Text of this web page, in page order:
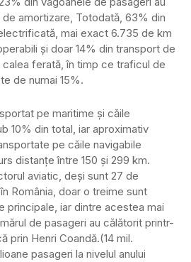
amortizare, Totodată, 63% din
mai exact 6.735 de km
și doar 14% din transport de
ferată, în timp ce traficul de
de numai 15%.
pe maritime și căile
10% din total, iar aproximativ
pe căile navigabile
distanțe între 150 și 299 km.
aviatic, deși sunt 27 de
România, doar o treime sunt
principale, iar dintre acestea mai
de pasageri au călătorit printr-
prin Henri Coandă.(14 mil.
pasageri la nivelul anului